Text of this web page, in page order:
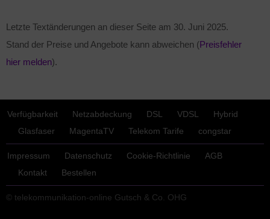
Letzte Textänderungen an dieser Seite am 30. Juni 2025.
Stand der Preise und Angebote kann abweichen (Preisfehler
hier melden).
Verfügbarkeit Netzabdeckung DSL VDSL
Hybrid
Glasfaser
MagentaTV Telekom Tarife congstar
Impressum Datenschutz Cookie-Richtlinie
AGB
Kontakt
Bestellen
© telekommunikation-online Gutsch & Co. OHG